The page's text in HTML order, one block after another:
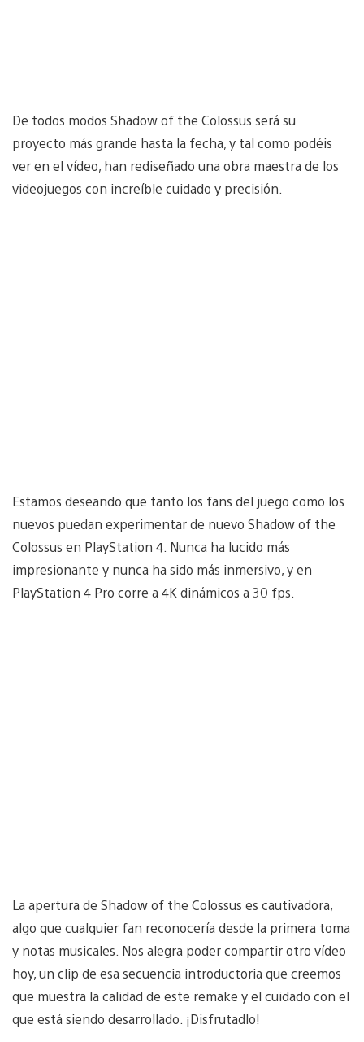
De todos modos Shadow of the Colossus será su
proyecto más grande hasta la fecha, y tal como podéis
ver en el vídeo, han rediseñado una obra maestra de los
videojuegos con increíble cuidado y precisión.
Estamos deseando que tanto los fans del juego como los
nuevos puedan experimentar de nuevo Shadow of the
Colossus en PlayStation 4. Nunca ha lucido más
impresionante y nunca ha sido más inmersivo, y en
PlayStation 4 Pro corre a 4K dinámicos a 30 fps.
La apertura de Shadow of the Colossus es cautivadora,
algo que cualquier fan reconocería desde la primera toma
y notas musicales. Nos alegra poder compartir otro vídeo
hoy, un clip de esa secuencia introductoria que creemos
que muestra la calidad de este remake y el cuidado con el
que está siendo desarrollado. ¡Disfrutadlo!